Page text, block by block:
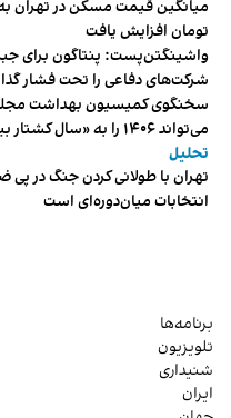
تومان افزایش یافت
واشینگتن‌پست: پنتاگون برای
شرکت‌های دفاعی را تحت فشار
سخنگوی کمیسیون بهداشت
می‌تواند ۱۴۰۶ را به «سال کشتار بیماران» تبدیل کند
تحلیل
تهران با طولانی کردن جنگ در پی
انتخابات میان‌دوره‌ای است
برنامه‌ها
تلویزیون
شنیداری
ایران